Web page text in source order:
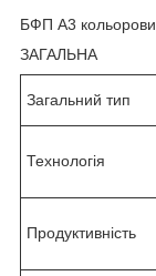
БФП А3
ЗАГАЛЬНА
Загальний тип
Технологія
Продуктивність